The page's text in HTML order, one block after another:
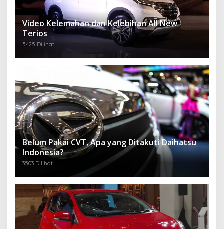
Video Kelemahan dan Kelebihan All New
Terios
5425 Dilihat
Belum Pakai CVT, Apa yang Ditakuti Daihatsu
Indonesia?
3503 Dilihat